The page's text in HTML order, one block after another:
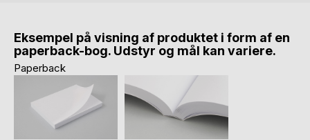
Eksempel på visning af produktet i form af en
paperback-bog. Udstyr og mål kan variere.
Paperback